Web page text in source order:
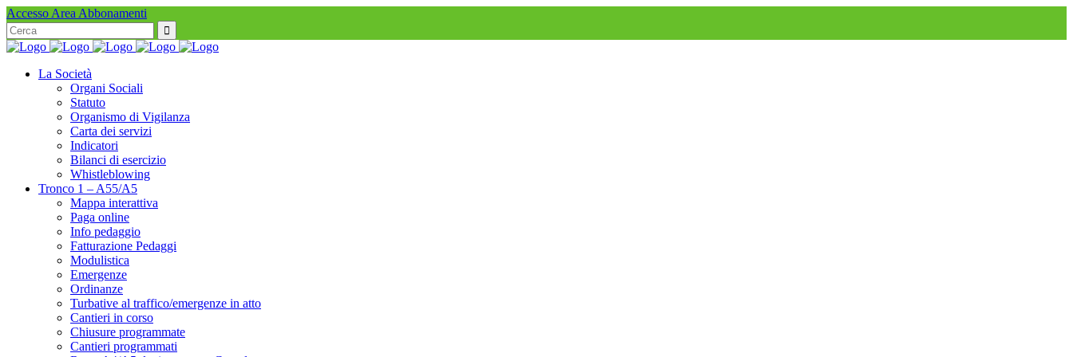
Accesso Area Abbonamenti
Search
for:
La Società
Organi Sociali
Statuto
Organismo di Vigilanza
Carta dei servizi
Indicatori
Bilanci di esercizio
Whistleblowing
Tronco 1 – A55/A5
Mappa interattiva
Paga online
Info pedaggio
Fatturazione Pedaggi
Modulistica
Emergenze
Ordinanze
Turbative al traffico/emergenze in atto
Cantieri in corso
Chiusure programmate
Cantieri programmati